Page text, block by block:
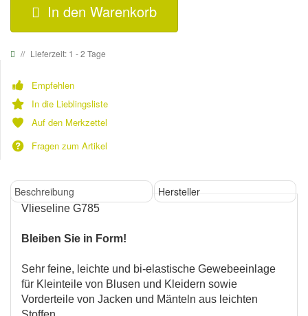
In den Warenkorb
Lieferzeit: 1 - 2 Tage
Empfehlen
In die Lieblingsliste
Auf den Merkzettel
Fragen zum Artikel
Beschreibung Hersteller
Vlieseline G785
Bleiben Sie in Form!
Sehr feine, leichte und bi-elastische Gewebeeinlage
für Kleinteile von Blusen und Kleidern sowie
Vorderteile von Jacken und Mänteln aus leichten